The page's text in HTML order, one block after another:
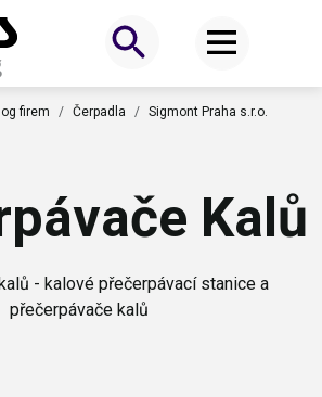
firem Čerpadla Sigmont Praha s.r.o.
Kalů
- kalové přečerpávací stanice a
přečerpávače kalů